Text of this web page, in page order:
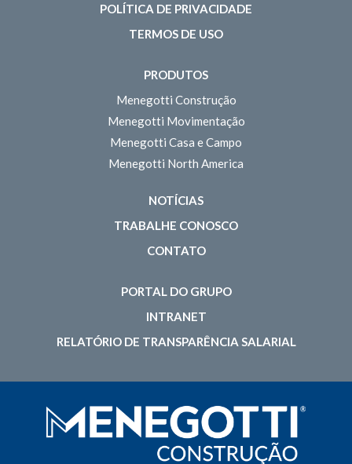
POLÍTICA DE PRIVACIDADE
TERMOS DE USO
PRODUTOS
Menegotti Construção
Menegotti Movimentação
Menegotti Casa e Campo
Menegotti North America
NOTÍCIAS
TRABALHE CONOSCO
CONTATO
PORTAL DO GRUPO
INTRANET
RELATÓRIO DE TRANSPARÊNCIA SALARIAL